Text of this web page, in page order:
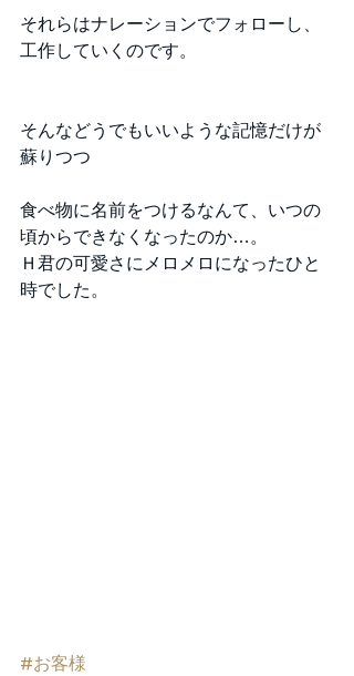
それらはナレーションでフォローし、
工作していくのです。
そんなどうでもいいような記憶だけが
蘇りつつ
食べ物に名前をつけるなんて、いつの
頃からできなくなったのか…。
Ｈ君の可愛さにメロメロになったひと
時でした。
#お客様